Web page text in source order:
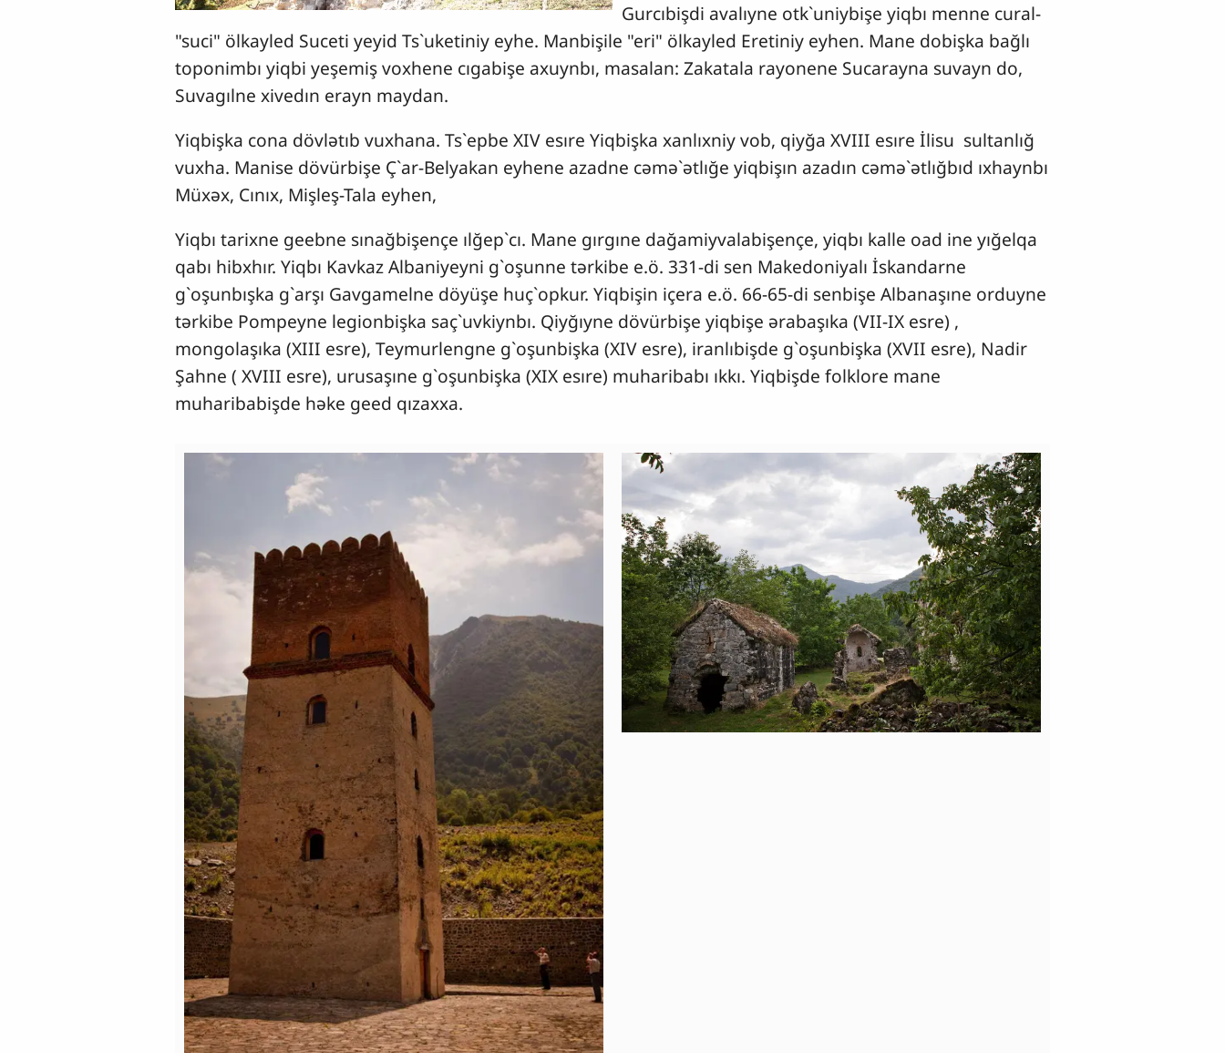
Gurcıbişdi avalıyne otk`uniybişe yiqbı menne cural-
"suci" ölkayled Suceti yeyid Ts`uketiniy eyhe. Manbişile "eri" ölkayled Eretiniy eyhen. Mane dobişka bağlı
toponimbı yiqbi yeşemiş voxhene cıgabişe axuynbı, masalan: Zakatala rayonene Sucarayna suvayn do,
Suvagılne xivedın erayn maydan.
Yiqbişka cona dövlətıb vuxhana. Ts`epbe XIV esıre Yiqbişka xanlıxniy vob, qiyğa XVIII esıre İlisu sultanlığ
vuxha. Manise dövürbişe Ç`ar-Belyakan eyhene azadne cəmə`ətlığe yiqbişın azadın cəmə`ətlığbıd ıxhaynbı
Müxəx, Cınıx, Mişleş-Tala eyhen,
Yiqbı tarixne geebne sınağbişençe ılğep`cı. Mane gırgıne dağamiyvalabişençe, yiqbı kalle oad ine yığelqa
qabı hibxhır. Yiqbı Kavkaz Albaniyeyni g`oşunne tərkibe e.ö. 331-di sen Makedoniyalı İskandarne
g`oşunbışka g`arşı Gavgamelne döyüşe huç`opkur. Yiqbişin içera e.ö. 66-65-di senbişe Albanaşıne orduyne
tərkibe Pompeyne legionbişka saç`uvkiynbı. Qiyğıyne dövürbişe yiqbişe ərabaşıka (VII-IX esre) ,
mongolaşıka (XIII esre), Teymurlengne g`oşunbişka (XIV esre), iranlıbişde g`oşunbişka (XVII esre), Nadir
Şahne ( XVIII esre), urusaşıne g`oşunbişka (XIX esıre) muharibabı ıkkı. Yiqbişde folklore mane
muharibabişde həke geed qızaxxa.